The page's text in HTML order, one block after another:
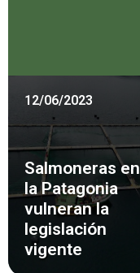
12/06/2023
Salmoneras en
la Patagonia
vulneran la
legislación
vigente